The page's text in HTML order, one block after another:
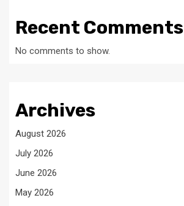
Recent Comments
No comments to show.
Archives
August 2026
July 2026
June 2026
May 2026